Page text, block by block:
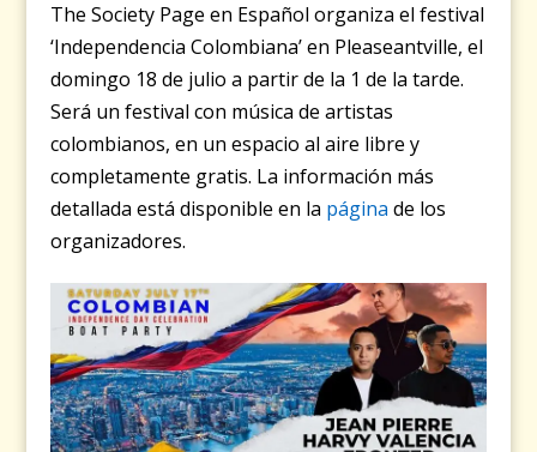
The Society Page en Español organiza el festival
‘Independencia Colombiana’ en Pleaseantville, el
domingo 18 de julio a partir de la 1 de la tarde.
Será un festival con música de artistas
colombianos, en un espacio al aire libre y
completamente gratis. La información más
detallada está disponible en la página de los
organizadores.